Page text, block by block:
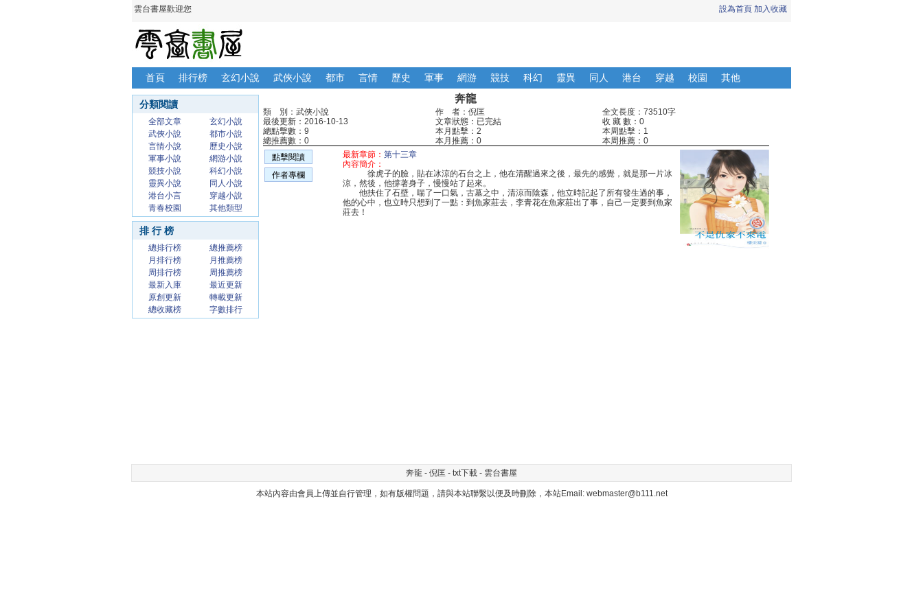
雲台書屋歡迎您 設為首頁 加入收藏
首頁 排行榜 玄幻小說 武俠小說 都市 言情 歷史 軍事 網游 競技 科幻 靈異 同人 港台 穿越 校園 其他
分類閱讀
全部文章
玄幻小說
武俠小說
都市小說
言情小說
歷史小說
軍事小說
網游小說
競技小說
科幻小說
靈異小說
同人小說
港台小言
穿越小說
青春校園
其他類型
排 行 榜
總排行榜
總推薦榜
月排行榜
月推薦榜
周排行榜
周推薦榜
最新入庫
最近更新
原創更新
轉載更新
總收藏榜
字數排行
奔龍
類 別：武俠小說 作 者：倪匡
全文長度：73510字
最後更新：2016-10-13
文章狀態：已完結
收 藏 數：0
總點擊數：9
本月點擊：2
本周點擊：1
總推薦數：0
本月推薦：0
本周推薦：0
點擊閱讀
作者專欄
最新章節： 第十三章
內容簡介：
徐虎子的臉，貼在冰涼的石台之上，他在清醒過來之後，最先的感覺，就是那一片冰
涼，然後，他撐著身子，慢慢站了起來。
他扶住了石壁，喘了一口氣，古墓之中，清涼而陰森，他立時記起了所有發生過的事，
他的心中，也立時只想到了一點：到魚家莊去，李青花在魚家莊出了事，自己一定要到魚家
莊去！
奔龍 - 倪匡 - txt下載 - 雲台書屋
本站內容由會員上傳並自行管理，如有版權問題，請與本站聯繫以便及時刪除，本站Email: webmaster@b111.net